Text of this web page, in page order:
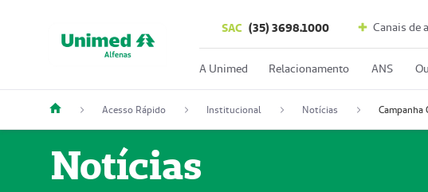
SAC (35) 3698.1000 Canais de
A Unimed Relacionamento ANS
Acesso Rápido Institucional Notícias Campanha
Notícias